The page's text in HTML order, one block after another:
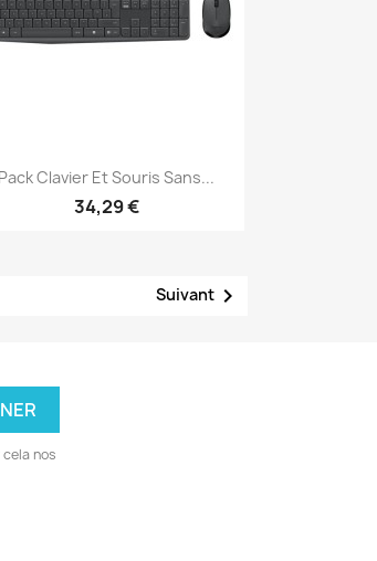
Aperçu rapide
Pack Clavier Et Souris Sans...
34,29 €
Suivant
nos